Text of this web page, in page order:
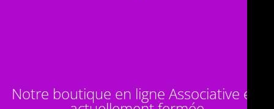
Notre boutique en ligne Associative est